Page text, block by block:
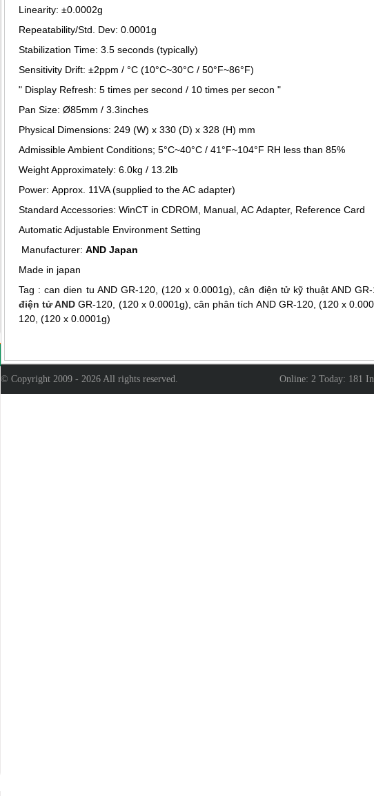
Linearity: ±0.0002g
Repeatability/Std. Dev: 0.0001g
Stabilization Time: 3.5 seconds (typically)
Sensitivity Drift: ±2ppm / °C (10°C~30°C / 50°F~86°F)
" Display Refresh: 5 times per second / 10 times per secon "
Pan Size: Ø85mm / 3.3inches
Physical Dimensions: 249 (W) x 330 (D) x 328 (H) mm
Admissible Ambient Conditions; 5°C~40°C / 41°F~104°F RH less than 85%
Weight Approximately: 6.0kg / 13.2lb
Power: Approx. 11VA (supplied to the AC adapter)
Standard Accessories: WinCT in CDROM, Manual, AC Adapter, Reference Card
Automatic Adjustable Environment Setting
Manufacturer: AND Japan
Made in japan
Tag : can dien tu AND GR-120, (120 x 0.0001g), cân điện tử kỹ thuật AND
điện tử AND GR-120, (120 x 0.0001g), cân phân tích AND GR-120, (120 x
120, (120 x 0.0001g)
© Copyright 2009 - 2026 All rights reserved. Online: 2 Today: 181